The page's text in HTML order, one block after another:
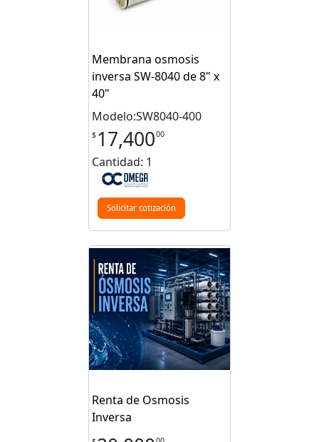
Membrana osmosis
inversa SW-8040 de 8" x
40"
Modelo:SW8040-400
$ 17,40000
Cantidad: 1
Solicitar cotización
Renta de Osmosis
Inversa